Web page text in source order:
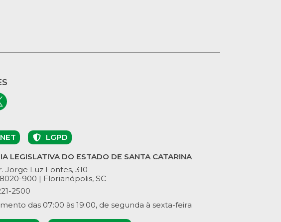
LGPD
LEGISLATIVA DO ESTADO DE SANTA CATARINA
Jorge Luz Fontes, 310
900 | Florianópolis, SC
2500
das 07:00 às 19:00, de segunda à sexta-feira